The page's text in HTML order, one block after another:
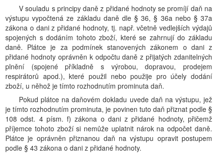
V souladu s principy daně z přidané hodnoty se promíjí daň na
výstupu vypočtená ze základu daně dle § 36, § 36a nebo § 37a
zákona o dani z přidané hodnoty, tj. např. včetně vedlejších výdajů
spojených s dodáním tohoto zboží, které se zahrnují do základu
daně. Plátce je za podmínek stanovených zákonem o dani z
přidané hodnoty oprávněn k odpočtu daně z přijatých zdanitelných
plnění (spojené příkladně s výrobou, dopravou, prodejem
respirátorů apod.), které použil nebo použije pro účely dodání
zboží, u něhož je tímto rozhodnutím prominuta daň.
Pokud plátce na daňovém dokladu uvede daň na výstupu, jež
je tímto rozhodnutím prominuta, je povinen tuto daň přiznat podle §
108 odst. 4 písm. f) zákona o dani z přidané hodnoty, přičemž
příjemce tohoto zboží si nemůže uplatnit nárok na odpočet daně.
Plátce je oprávněn přiznanou daň na výstupu opravit postupem
podle § 43 zákona o dani z přidané hodnoty.